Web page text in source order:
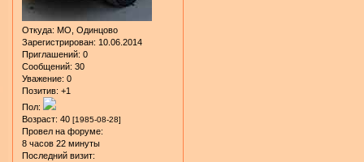
Откуда: МО, Одинцово
Зарегистрирован: 10.06.2014
Приглашений: 0
Сообщений: 30
Уважение: 0
Позитив: +1
Пол:
Возраст: 40 [1985-08-28]
Провел на форуме:
8 часов 22 минуты
Последний визит: